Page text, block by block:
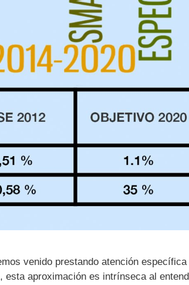
venido prestando atención
aproximación es intrínseca al